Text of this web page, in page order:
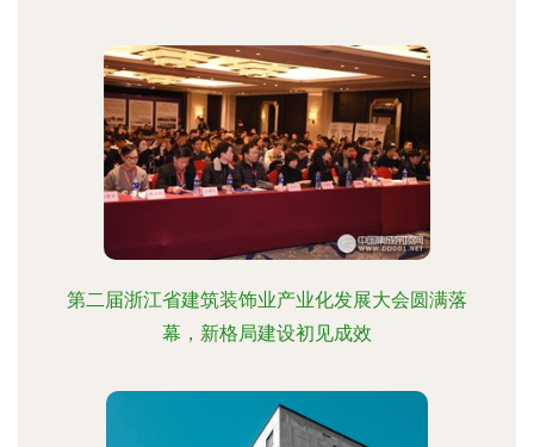
第二届浙江省建筑装饰业产业化发展大会圆满落
幕，新格局建设初见成效